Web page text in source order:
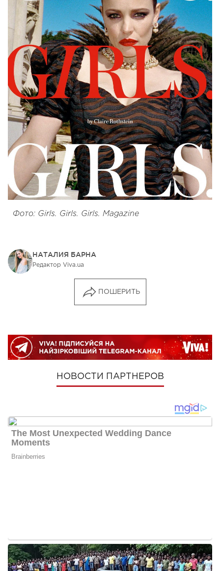
Фото: Girls. Girls. Girls. Magazine
НАТАЛИЯ БАРНА
Редактор Viva.ua
ПОШЕРИТЬ
НОВОСТИ ПАРТНЕРОВ